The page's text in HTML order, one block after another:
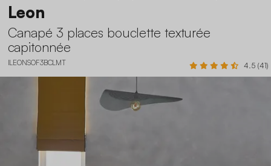
Leon
Canapé 3 places bouclette texturée
capitonnée
ILEONSOF3BCLMT 4.5 (41)